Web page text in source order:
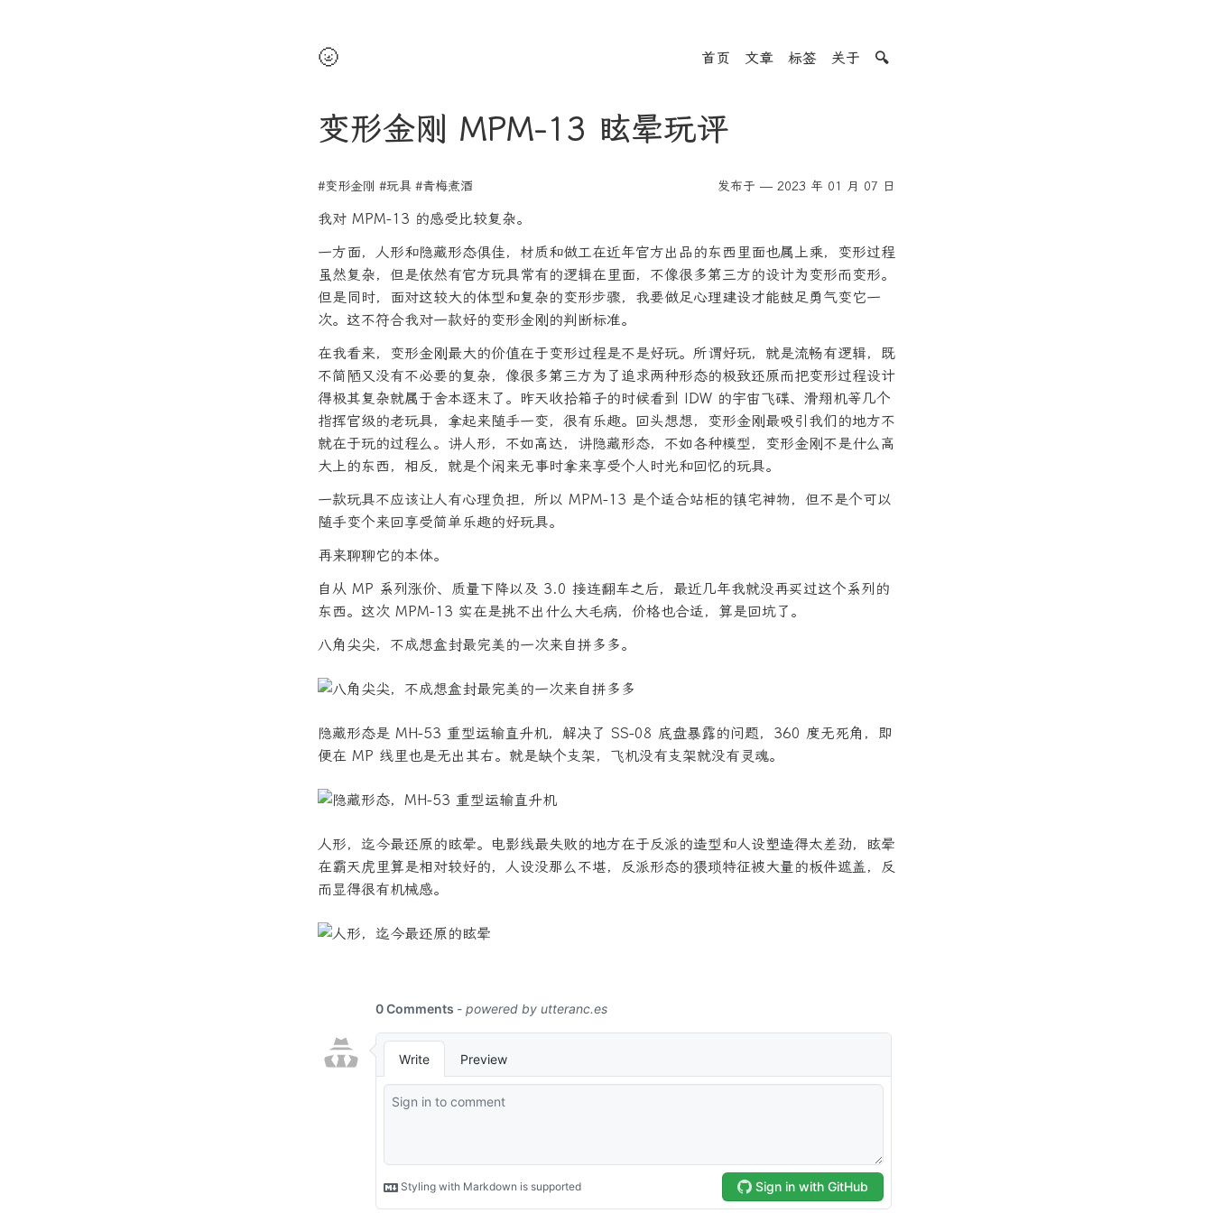
🌝 首页 文章 标签 关于 🔍
变形金刚 MPM-13 眩晕玩评
#变形金刚 #玩具 #青梅煮酒 发布于 — 2023 年 01 月 07 日
我对 MPM-13 的感受比较复杂。
一方面，人形和隐藏形态俱佳，材质和做工在近年官方出品的东西里面也属上乘，变形过程
虽然复杂，但是依然有官方玩具常有的逻辑在里面，不像很多第三方的设计为变形而变形。
但是同时，面对这较大的体型和复杂的变形步骤，我要做足心理建设才能鼓足勇气变它一
次。这不符合我对一款好的变形金刚的判断标准。
在我看来，变形金刚最大的价值在于变形过程是不是好玩。所谓好玩，就是流畅有逻辑，既
不简陋又没有不必要的复杂，像很多第三方为了追求两种形态的极致还原而把变形过程设计
得极其复杂就属于舍本逐末了。昨天收拾箱子的时候看到 IDW 的宇宙飞碟、滑翔机等几个
指挥官级的老玩具，拿起来随手一变，很有乐趣。回头想想，变形金刚最吸引我们的地方不
就在于玩的过程么。讲人形，不如高达，讲隐藏形态，不如各种模型，变形金刚不是什么高
大上的东西，相反，就是个闲来无事时拿来享受个人时光和回忆的玩具。
一款玩具不应该让人有心理负担，所以 MPM-13 是个适合站柜的镇宅神物，但不是个可以
随手变个来回享受简单乐趣的好玩具。
再来聊聊它的本体。
自从 MP 系列涨价、质量下降以及 3.0 接连翻车之后，最近几年我就没再买过这个系列的
东西。这次 MPM-13 实在是挑不出什么大毛病，价格也合适，算是回坑了。
八角尖尖，不成想盒封最完美的一次来自拼多多。
隐藏形态是 MH-53 重型运输直升机，解决了 SS-08 底盘暴露的问题，360 度无死角，即
便在 MP 线里也是无出其右。就是缺个支架，飞机没有支架就没有灵魂。
人形，迄今最还原的眩晕。电影线最失败的地方在于反派的造型和人设塑造得太差劲，眩晕
在霸天虎里算是相对较好的，人设没那么不堪，反派形态的猥琐特征被大量的板件遮盖，反
而显得很有机械感。